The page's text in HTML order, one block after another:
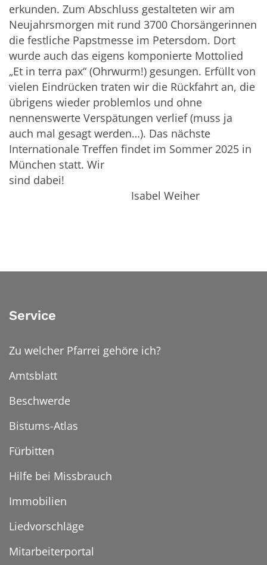
erkunden. Zum Abschluss gestalteten wir am
Neujahrsmorgen mit rund 3700 Chorsängerinnen
die festliche Papstmesse im Petersdom. Dort
wurde auch das eigens komponierte Mottolied
„Et in terra pax“ (Ohrwurm!) gesungen. Erfüllt von
vielen Eindrücken traten wir die Rückfahrt an, die
übrigens wieder problemlos und ohne
nennenswerte Verspätungen verlief (muss ja
auch mal gesagt werden…). Das nächste
Internationale Treffen findet im Sommer 2025 in
München statt. Wir
sind dabei!
Isabel Weiher
Service
Zu welcher Pfarrei gehöre ich?
Amtsblatt
Beschwerde
Bistums-Atlas
Fürbitten
Hilfe bei Missbrauch
Immobilien
Liedvorschläge
Mitarbeiterportal